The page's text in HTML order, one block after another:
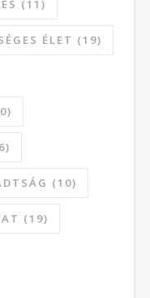
(11)
ÉLET (19)
(10)
(19)